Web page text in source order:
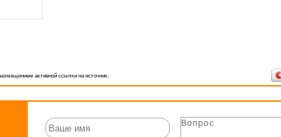
активной ссылки на источник.